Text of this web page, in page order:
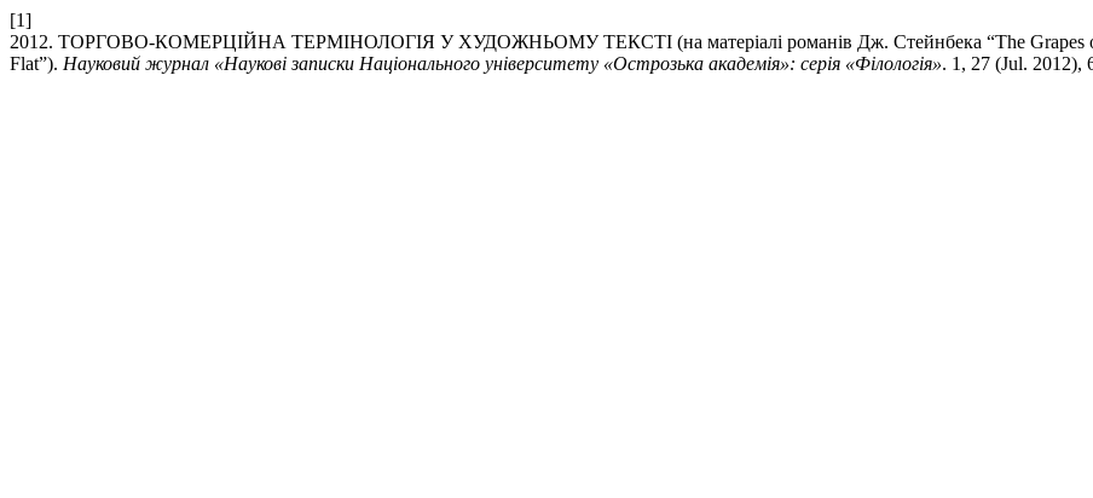
[1]
2012. ТОРГОВО-КОМЕРЦІЙНА ТЕРМІНОЛОГІЯ У ХУДОЖНЬОМУ ТЕКСТІ (на матеріалі романів Дж. Стейнбека “The Grapes of
Flat”). Науковий журнал «Наукові записки Національного університету «Острозька академія»: серія «Філологія». 1, 27 (Jul. 2012),